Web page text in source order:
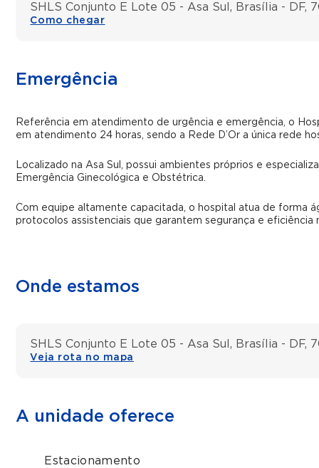
SHLS Conjunto E Lote 05 - Asa Sul, Brasília - DF,
Como chegar
Emergência
Referência em atendimento de urgência e emergência, o
em atendimento 24 horas, sendo a Rede D’Or a única rede
Localizado na Asa Sul, possui ambientes próprios e
Emergência Ginecológica e Obstétrica.
Com equipe altamente capacitada, o hospital atua de forma
protocolos assistenciais que garantem segurança e eficiência
Onde estamos
SHLS Conjunto E Lote 05 - Asa Sul, Brasília - DF,
Veja rota no mapa
A unidade oferece
Estacionamento